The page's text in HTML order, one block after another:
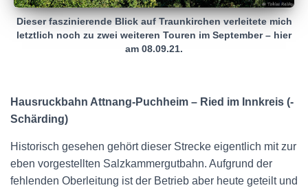
Dieser faszinierende Blick auf Traunkirchen verleitete mich
letztlich noch zu zwei weiteren Touren im September – hier
am 08.09.21.
Hausruckbahn Attnang-Puchheim – Ried im Innkreis (-
Schärding)
Historisch gesehen gehört dieser Strecke eigentlich mit zur
eben vorgestellten Salzkammergutbahn. Aufgrund der
fehlenden Oberleitung ist der Betrieb aber heute geteilt und